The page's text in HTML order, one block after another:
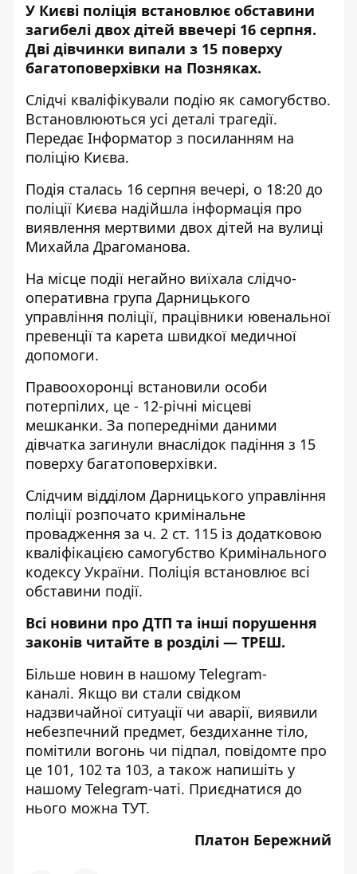
У Києві поліція встановлює обставини
загибелі двох дітей ввечері 16 серпня.
Дві дівчинки випали з 15 поверху
багатоповерхівки на Позняках.
Слідчі кваліфікували подію як самогубство.
Встановлюються усі деталі трагедії.
Передає Інформатор з посиланням на
поліцію Києва.
Подія сталась 16 серпня вечері, о 18:20 до
поліції Києва надійшла інформація про
виявлення мертвими двох дітей на вулиці
Михайла Драгоманова.
На місце події негайно виїхала слідчо-
оперативна група Дарницького
управління поліції, працівники ювенальної
превенції та карета швидкої медичної
допомоги.
Правоохоронці встановили особи
потерпілих, це - 12-річні місцеві
мешканки. За попередніми даними
дівчатка загинули внаслідок падіння з 15
поверху багатоповерхівки.
Слідчим відділом Дарницького управління
поліції розпочато кримінальне
провадження за ч. 2 ст. 115 із додатковою
кваліфікацією самогубство Кримінального
кодексу України. Поліція встановлює всі
обставини події.
Всі новини про ДТП та інші порушення
законів читайте в розділі — ТРЕШ.
Більше новин в нашому Telegram-
каналі. Якщо ви стали свідком
надзвичайної ситуації чи аварії, виявили
небезпечний предмет, бездиханне тіло,
помітили вогонь чи підпал, повідомте про
це 101, 102 та 103, а також напишіть у
нашому Telegram-чаті. Приєднатися до
нього можна ТУТ.
Платон Бережний